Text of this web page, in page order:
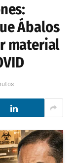
Ábalos
material